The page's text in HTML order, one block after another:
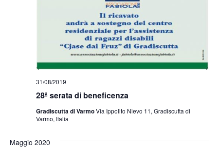
28ª serata di beneficenza
31/08/2019
Gradiscutta di VarmoVia Ippolito Nievo 11, Gradiscutta di
Varmo, Italia
Maggio 2020